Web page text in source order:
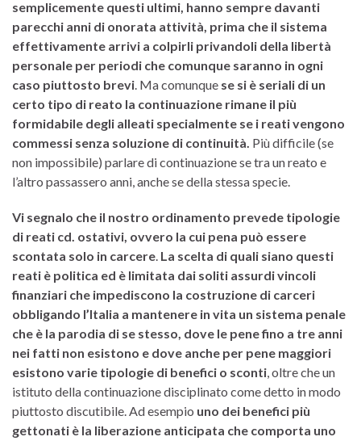
semplicemente questi ultimi, hanno sempre davanti
parecchi anni di onorata attività, prima che il sistema
effettivamente arrivi a colpirli privandoli della libertà
personale per periodi che comunque saranno in ogni
caso piuttosto brevi. Ma comunque se si è seriali di un
certo tipo di reato la continuazione rimane il più
formidabile degli alleati specialmente se i reati vengono
commessi senza soluzione di continuità. Più difficile (se
non impossibile) parlare di continuazione se tra un reato e
l’altro passassero anni, anche se della stessa specie.
Vi segnalo che il nostro ordinamento prevede tipologie
di reati cd. ostativi, ovvero la cui pena può essere
scontata solo in carcere. La scelta di quali siano questi
reati è politica ed è limitata dai soliti assurdi vincoli
finanziari che impediscono la costruzione di carceri
obbligando l’Italia a mantenere in vita un sistema penale
che è la parodia di se stesso, dove le pene fino a tre anni
nei fatti non esistono e dove anche per pene maggiori
esistono varie tipologie di benefici o sconti, oltre che un
istituto della continuazione disciplinato come detto in modo
piuttosto discutibile. Ad esempio uno dei benefici più
gettonati è la liberazione anticipata che comporta uno